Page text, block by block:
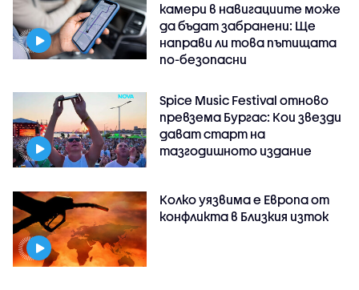
камери в навигациите може
да бъдат забранени: Ще
направи ли това пътищата
по-безопасни
Spice Music Festival отново
превзема Бургас: Кои звезди
дават старт на
тазгодишното издание
Колко уязвима е Европа от
конфликта в Близкия изток